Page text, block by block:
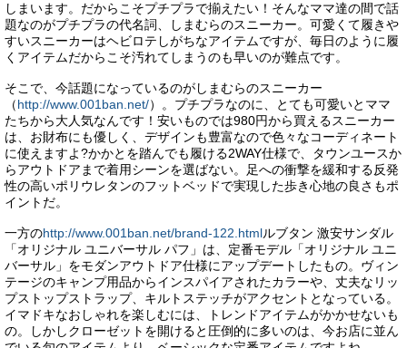
しまいます。だからこそプチプラで揃えたい！そんなママ達の間で話
題なのがプチプラの代名詞、しまむらのスニーカー。可愛くて履きや
すいスニーカーはヘビロテしがちなアイテムですが、毎日のように履
くアイテムだからこそ汚れてしまうのも早いのが難点です。
そこで、今話題になっているのがしまむらのスニーカー
（http://www.001ban.net/）。プチプラなのに、とても可愛いとママ
たちから大人気なんです！安いものでは980円から買えるスニーカー
は、お財布にも優しく、デザインも豊富なので色々なコーディネート
に使えますよ?かかとを踏んでも履ける2WAY仕様で、タウンユースか
らアウトドアまで着用シーンを選ばない。足への衝撃を緩和する反発
性の高いポリウレタンのフットベッドで実現した歩き心地の良さもポ
イントだ。
一方のhttp://www.001ban.net/brand-122.htmlルブタン 激安サンダル
「オリジナル ユニバーサル パフ」は、定番モデル「オリジナル ユニ
バーサル」をモダンアウトドア仕様にアップデートしたもの。ヴィン
テージのキャンプ用品からインスパイアされたカラーや、丈夫なリッ
プストップストラップ、キルトステッチがアクセントとなっている。
イマドキなおしゃれを楽しむには、トレンドアイテムがかかせないも
の。しかしクローゼットを開けると圧倒的に多いのは、今お店に並ん